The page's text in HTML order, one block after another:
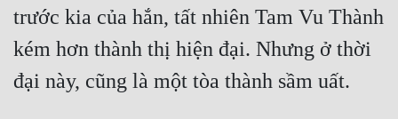
Đẹp Hiệp
trước kia của hắn, tất nhiên Tam Vu Thành
kém hơn thành thị hiện đại. Nhưng ở thời
đại này, cũng là một tòa thành sầm uất.